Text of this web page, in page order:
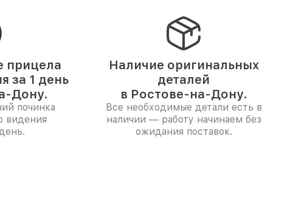
прицела
за 1 день
Дону.
починка
видения
Наличие оригинальных
деталей
в Ростове-на-Дону.
Все необходимые детали есть в
наличии — работу начинаем без
ожидания поставок.